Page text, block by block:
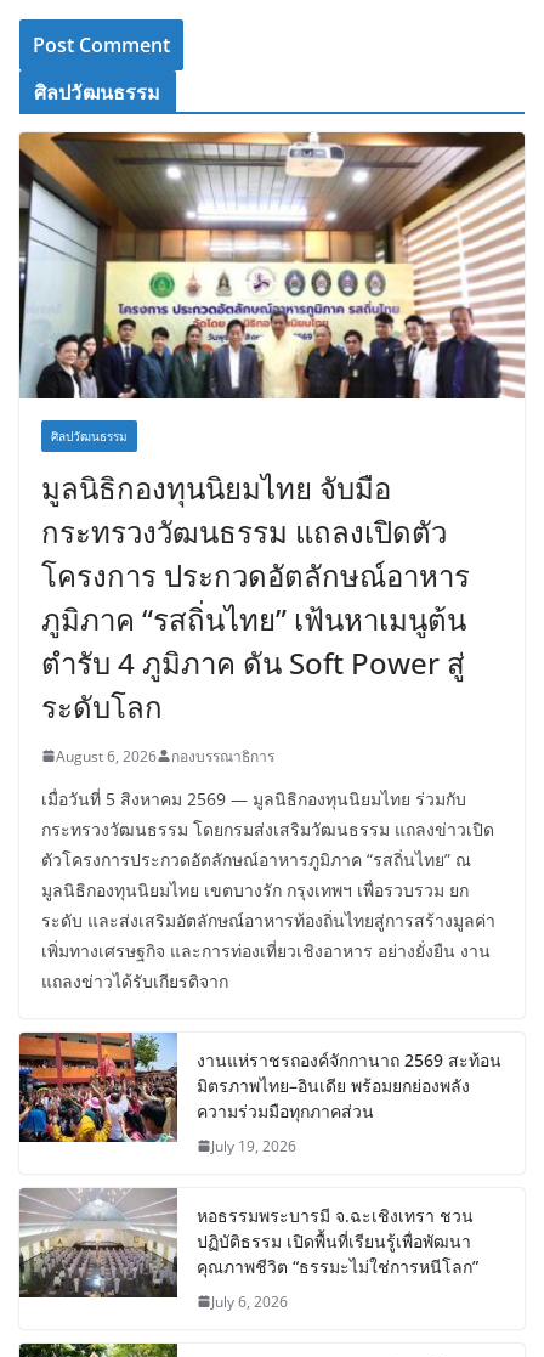
ศิลปวัฒนธรรม
ศิลปวัฒนธรรม
มูลนิธิกองทุนนิยมไทย จับมือ
กระทรวงวัฒนธรรม แถลงเปิดตัว
โครงการ ประกวดอัตลักษณ์อาหาร
ภูมิภาค “รสถิ่นไทย” เฟ้นหาเมนูต้น
ตำรับ 4 ภูมิภาค ดัน Soft Power สู่
ระดับโลก
August 6, 2026 กองบรรณาธิการ
เมื่อวันที่ 5 สิงหาคม 2569 — มูลนิธิกองทุนนิยมไทย ร่วมกับ
กระทรวงวัฒนธรรม โดยกรมส่งเสริมวัฒนธรรม แถลงข่าวเปิด
ตัวโครงการประกวดอัตลักษณ์อาหารภูมิภาค “รสถิ่นไทย” ณ
มูลนิธิกองทุนนิยมไทย เขตบางรัก กรุงเทพฯ เพื่อรวบรวม ยก
ระดับ และส่งเสริมอัตลักษณ์อาหารท้องถิ่นไทยสู่การสร้างมูลค่า
เพิ่มทางเศรษฐกิจ และการท่องเที่ยวเชิงอาหาร อย่างยั่งยืน งาน
แถลงข่าวได้รับเกียรติจาก
งานแห่ราชรถองค์จักกานาถ 2569 สะท้อน
มิตรภาพไทย–อินเดีย พร้อมยกย่องพลัง
ความร่วมมือทุกภาคส่วน
July 19, 2026
หอธรรมพระบารมี จ.ฉะเชิงเทรา ชวน
ปฏิบัติธรรม เปิดพื้นที่เรียนรู้เพื่อพัฒนา
คุณภาพชีวิต “ธรรมะไม่ใช่การหนีโลก”
July 6, 2026